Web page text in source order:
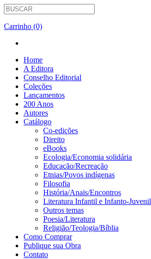
Carrinho (0)
Home
A Editora
Conselho Editorial
Coleções
Lançamentos
200 Anos
Autores
Catálogo
Co-edições
Direito
eBooks
Ecologia/Economia solidária
Educação/Recreação
Etnias/Povos indígenas
Filosofia
História/Anais/Encontros
Literatura Infantil e Infanto-Juvenil
Outros temas
Poesia/Literatura
Religião/Teologia/Bíblia
Como Comprar
Publique sua Obra
Contato